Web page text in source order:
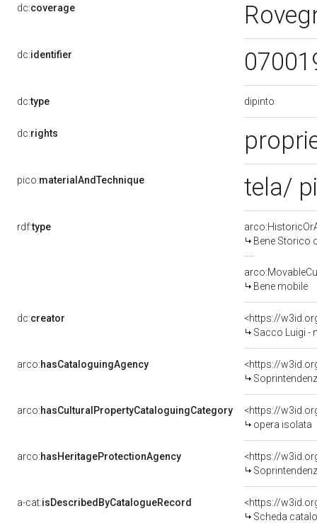
dc:coverage
dc:identifier
dc:type dipinto
dc:rights
pico:materialAndTechnique tela/
rdf:type
Bene Storico
Bene mobile
dc:creator
<https://
Sacco Luigi -
arco:hasCataloguingAgency
<https://
arco:hasCulturalPropertyCataloguingCategory
<https://
opera isolata
arco:hasHeritageProtectionAgency
<https://
Soprintendenza
a-cat:isDescribedByCatalogueRecord
<https://
Scheda